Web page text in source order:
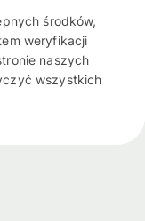
środków,
weryfikacji
naszych
wszystkich